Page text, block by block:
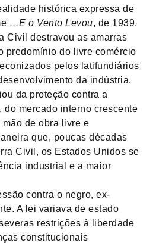
histórica expressa de
…E o Vento Levou, de 1939.
Civil destravou as amarras
predomínio do livre comércio
pelos latifundiários
da indústria.
da proteção contra a
do mercado interno crescente
de obra livre e
que, poucas décadas
Civil, os Estados Unidos se
industrial e a maior
contra o negro, ex-
A lei variava de estado
restrições à liberdade
constitucionais